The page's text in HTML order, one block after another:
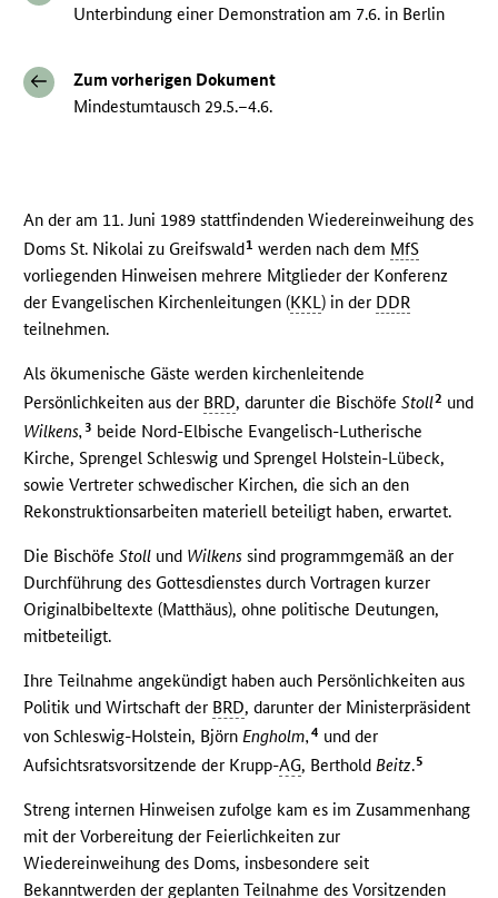
Unterbindung einer Demonstration am 7.6. in Berlin
Zum vorherigen Dokument
Mindestumtausch 29.5.–4.6.
An der am 11. Juni 1989 stattfindenden Wiedereinweihung des
Doms St. Nikolai zu Greifswald1 werden nach dem MfS
vorliegenden Hinweisen mehrere Mitglieder der Konferenz
der Evangelischen Kirchenleitungen (KKL) in der DDR
teilnehmen.
Als ökumenische Gäste werden kirchenleitende
Persönlichkeiten aus der BRD, darunter die BischöfeStoll2 und
Wilkens,3 beide Nord-Elbische Evangelisch-Lutherische
Kirche, Sprengel Schleswig und Sprengel Holstein-Lübeck,
sowie Vertreter schwedischer Kirchen, die sich an den
Rekonstruktionsarbeiten materiell beteiligt haben, erwartet.
Die BischöfeStoll und Wilkens sind programmgemäß an der
Durchführung des Gottesdienstes durch Vortragen kurzer
Originalbibeltexte (Matthäus), ohne politische Deutungen,
mitbeteiligt.
Ihre Teilnahme angekündigt haben auch Persönlichkeiten aus
Politik und Wirtschaft der BRD, darunter der Ministerpräsident
von Schleswig-Holstein, Björn Engholm, 4 und der
Aufsichtsratsvorsitzende der Krupp-AG, Berthold Beitz.5
Streng internen Hinweisen zufolge kam es im Zusammenhang
mit der Vorbereitung der Feierlichkeiten zur
Wiedereinweihung des Doms, insbesondere seit
Bekanntwerden der geplanten Teilnahme des Vorsitzenden